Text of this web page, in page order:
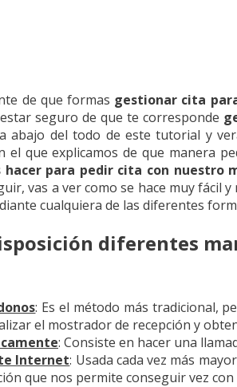
de que formas gestionar cita
seguro de que te corresponde
abajo del todo de este tutorial y
que explicamos de que manera
para pedir cita con nuestro
vas a ver como se hace muy
cualquiera de las diferentes
diferentes
: Es el método más tradicional,
el mostrador de recepción y
: Consiste en hacer una
Internet: Usada cada vez más
que nos permite conseguir vez